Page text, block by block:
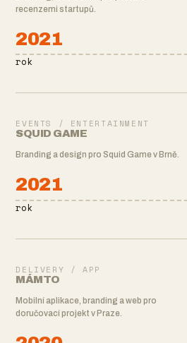
recenzemi startupů.
2021
rok
EVENTS / ENTERTAINMENT
SQUID GAME
Branding a design pro Squid Game v Brně.
2021
rok
DELIVERY / APP
MÁMTO
Mobilní aplikace, branding a web pro
doručovací projekt v Praze.